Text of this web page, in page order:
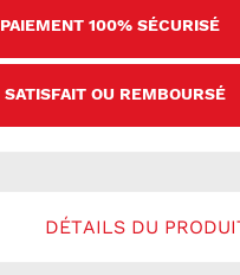
PAIEMENT 100% SÉCURISÉ
SATISFAIT OU REMBOURSÉ
DÉTAILS DU